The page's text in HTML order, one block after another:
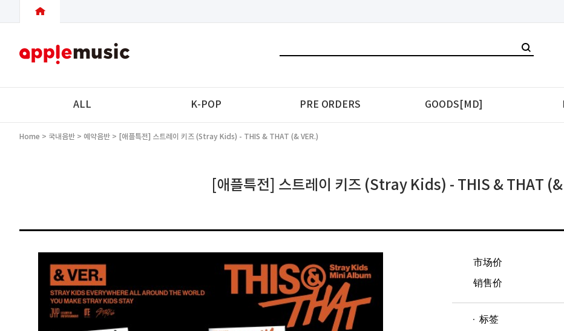
ALL K-POP PRE ORDERS GOODS[MD]
Home > 국내음반 > 예약음반 > [애플특전] 스트레이 키즈 (Stray Kids) - THIS & THAT (& VER.)
[애플특전] 스트레이 키즈 (Stray Kids) - THIS & THAT
市场价
销售价
标签